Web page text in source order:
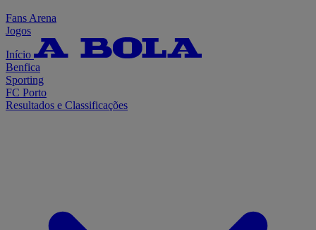
Fans Arena
Jogos
Início
Benfica
Sporting
FC Porto
Resultados e Classificações